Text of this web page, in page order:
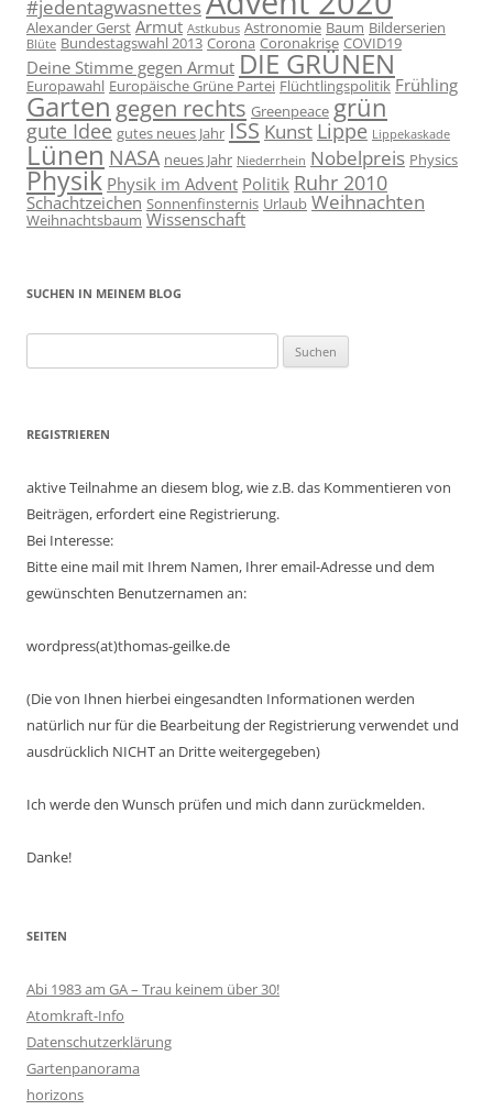
#jedentagwasnettes
Alexander Gerst Armut Astkubus Astronomie Baum Bilderserien
Blüte Bundestagswahl 2013 Corona Coronakrise COVID19
Deine Stimme gegen Armut DIE GRÜNEN
Europawahl Europäische Grüne Partei Flüchtlingspolitik Frühling
Garten gegen rechts Greenpeace grün
gute Idee gutes neues Jahr ISS Kunst Lippe Lippekaskade
Lünen NASA neues Jahr Niederrhein Nobelpreis Physics
Physik Physik im Advent Politik Ruhr 2010
Schachtzeichen Sonnenfinsternis Urlaub Weihnachten
Weihnachtsbaum Wissenschaft
SUCHEN IN MEINEM BLOG
nach:
REGISTRIEREN
aktive Teilnahme an diesem blog, wie z.B. das Kommentieren von
Beiträgen, erfordert eine Registrierung.
Bei Interesse:
Bitte eine mail mit Ihrem Namen, Ihrer email-Adresse und dem
gewünschten Benutzernamen an:
wordpress(at)thomas-geilke.de
(Die von Ihnen hierbei eingesandten Informationen werden
natürlich nur für die Bearbeitung der Registrierung verwendet und
ausdrücklich NICHT an Dritte weitergegeben)
Ich werde den Wunsch prüfen und mich dann zurückmelden.
Danke!
SEITEN
Abi 1983 am GA – Trau keinem über 30!
Atomkraft-Info
Datenschutzerklärung
Gartenpanorama
horizons